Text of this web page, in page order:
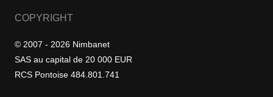
COPYRIGHT
© 2007 - 2026 Nimbanet
SAS au capital de 20 000 EUR
RCS Pontoise 484.801.741